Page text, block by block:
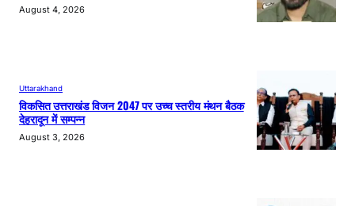
August 4, 2026
Uttarakhand
विकसित उत्तराखंड विजन 2047 पर उच्च स्तरीय मंथन बैठक
देहरादून में सम्पन्न
August 3, 2026